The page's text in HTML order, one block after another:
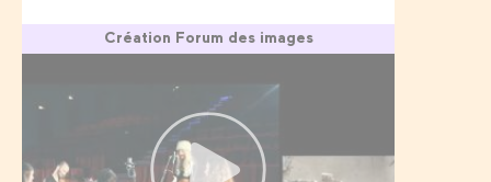
Création Forum des images